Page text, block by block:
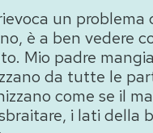
calcio 2026
un problema
è a ben vedere
Mio padre
da tutte le
come se il
i lati della